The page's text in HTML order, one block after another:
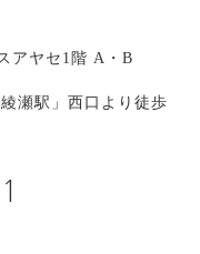
アヤセ1階 A・B
瀬駅」西口より徒歩